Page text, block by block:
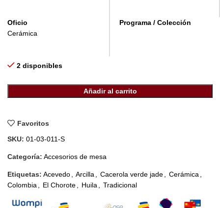
Oficio
Cerámica
Programa / Colección
2 disponibles
Añadir al carrito
Favoritos
SKU: 01-03-011-S
Categoría: Accesorios de mesa
Etiquetas: Acevedo Arcilla Cacerola verde jade Cerámica
Colombia
El Chorote Huila Tradicional